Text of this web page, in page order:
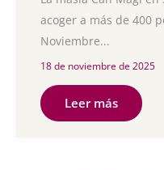
acoger a más de 400
Noviembre...
18 de noviembre de 2025
Leer más